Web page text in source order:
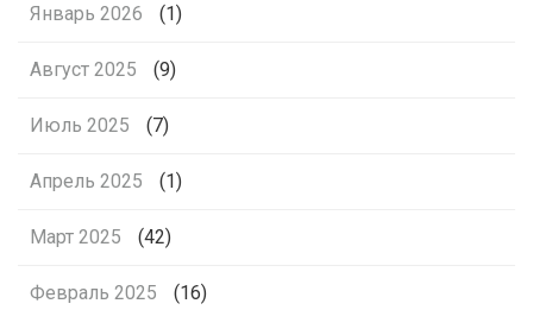
Январь 2026 (1)
Август 2025 (9)
Июль 2025 (7)
Апрель 2025 (1)
Март 2025 (42)
Февраль 2025 (16)